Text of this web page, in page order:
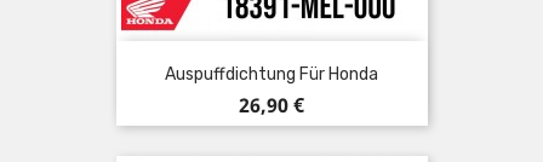
Auspuffdichtung Für Honda
Preis
26,90 €